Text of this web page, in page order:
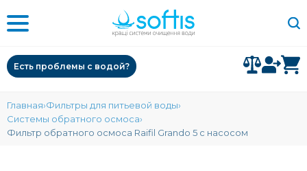
Есть проблемы с водой?
Главная Фильтры для питьевой воды
Системы обратного осмоса
Фильтр обратного осмоса Raifil Grando 5 с насосом